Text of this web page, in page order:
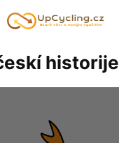
historije